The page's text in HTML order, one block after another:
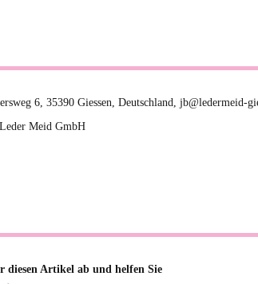
6, 35390 Giessen, Deutschland, jb@ledermeid-
Meid GmbH
diesen Artikel ab und helfen Sie